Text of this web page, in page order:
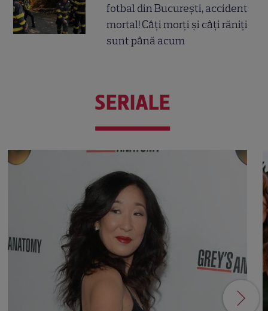
fotbal din București, accident
mortal! Câți morți și câți răniți
sunt până acum
SERIALE